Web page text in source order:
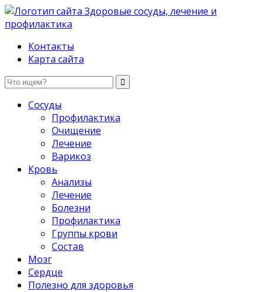
Здоровые сосуды, лечение и профилактика
Контакты
Карта сайта
Сосуды
Профилактика
Очищение
Лечение
Варикоз
Кровь
Анализы
Лечение
Болезни
Профилактика
Группы крови
Состав
Мозг
Сердце
Полезно для здоровья